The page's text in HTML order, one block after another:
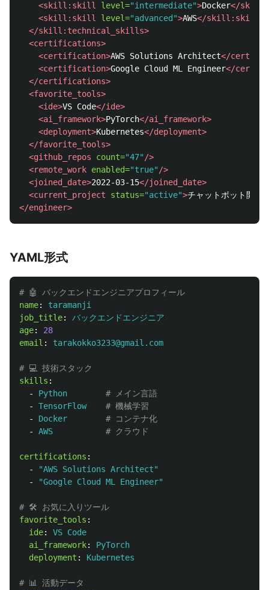
<skill:skill
level="intermediate">Docker</
<skill:skill
level="advanced">AWS</skill:skill>
</skill:technical_skills>
<certifications>
<certification>AWS Solutions Architect</
<certification>Google Cloud ML Engineer</
</certifications>
<favorite_tools>
<ide>VS Code</ide>
<ai_framework>PyTorch</ai_framework>
<deployment>Kubernetes</deployment>
</favorite_tools>
<github_repos
count="47" />
<remote_work enabled="true" />
<joined_date>2022-03-15</joined_date>
<current_project
status="active">チャットボット開発
</engineer>
YAML形式
# 🤖 バックエンドエンジニアプロフィール
name:
taramanji
job_title:
バックエンドエンジニア
age:
28
email : tarakokko3233@gmail.com
# 💻 技術スタック
skills :
-
Python
# メイン言語
-
TensorFlow
# 機械学習
-
Docker
# コンテナ化
-
AWS # クラウド
certifications :
-
"AWS Solutions Architect"
-
"Google Cloud ML Engineer"
# 🛠️ お気に入りツール
favorite_tools :
ide:
VS Code
ai_framework:
PyTorch
deployment : Kubernetes
# 📊 活動データ